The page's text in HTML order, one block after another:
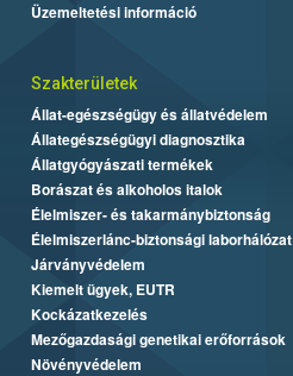
Üzemeltetési információ
Szakterületek
Állat-egészségügy és állatvédelem
Állategészségügyi diagnosztika
Állatgyógyászati termékek
Borászat és alkoholos italok
Élelmiszer- és takarmánybiztonság
Élelmiszerlánc-biztonsági laborhálózat
Járványvédelem
Kiemelt ügyek, EUTR
Kockázatkezelés
Mezőgazdasági genetikai erőforrások
Növényvédelem